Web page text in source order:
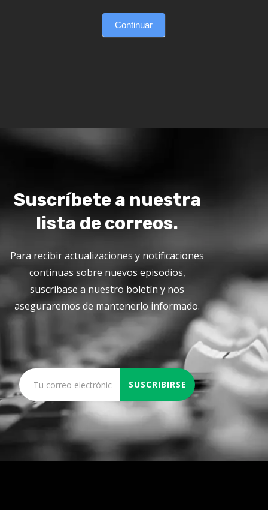
Continuar
Suscríbete a nuestra
lista de correos.
Para recibir actualizaciones y notificaciones
continuas sobre nuevos episodios,
suscríbase a nuestro boletín y nos
aseguraremos de mantenerlo informado.